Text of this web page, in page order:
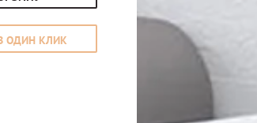
ОДИН КЛИК